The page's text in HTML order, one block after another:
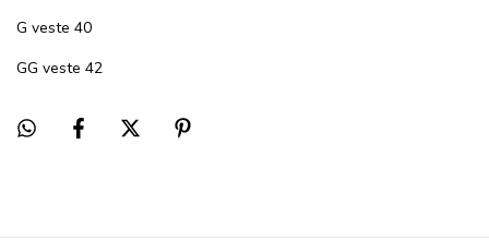
G veste 40
GG veste 42